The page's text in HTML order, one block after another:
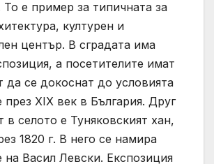
То е пример за типичната за
културен и
център. В сградата има
а посетителите имат
да се докоснат до условията
през XIX век в България. Друг
в селото е Туняковският хан,
1820 г. В него се намира
на Васил Левски. Експозиция